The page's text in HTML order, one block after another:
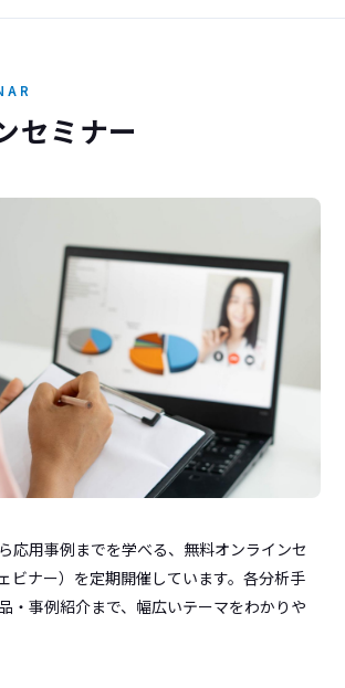
セミナー
応用事例までを学べる、無料オンラインセ
ビナー）を定期開催しています。各分析手
・事例紹介まで、幅広いテーマをわかりや